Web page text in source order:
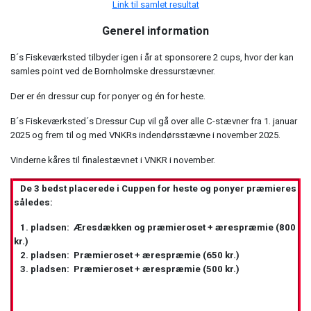
Link til samlet resultat
Generel information
B´s Fiskeværksted tilbyder igen i år at sponsorere 2 cups, hvor der kan
samles point ved de Bornholmske dressurstævner.
Der er én dressur cup for ponyer og én for heste.
B´s Fiskeværksted´s Dressur Cup vil gå over alle C-stævner fra 1. januar
2025 og frem til og med VNKRs indendørsstævne i november 2025.
Vinderne kåres til finalestævnet i VNKR i november.
De 3 bedst placerede i Cuppen for heste og ponyer præmieres
således:
1. pladsen: Æresdækken og præmieroset + ærespræmie (800
kr.)
2. pladsen: Præmieroset + ærespræmie (650 kr.)
3. pladsen: Præmieroset + ærespræmie (500 kr.)